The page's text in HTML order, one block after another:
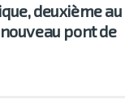
deuxième au
pont de